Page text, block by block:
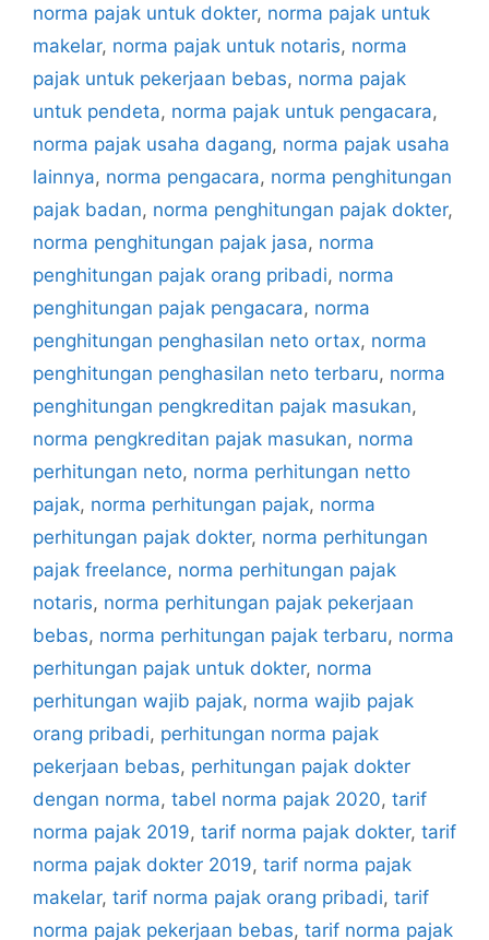
norma pajak untuk dokter, norma pajak untuk
makelar, norma pajak untuk notaris, norma
pajak untuk pekerjaan bebas, norma pajak
untuk pendeta, norma pajak untuk pengacara,
norma pajak usaha dagang, norma pajak usaha
lainnya, norma pengacara, norma penghitungan
pajak badan, norma penghitungan pajak dokter,
norma penghitungan pajak jasa, norma
penghitungan pajak orang pribadi, norma
penghitungan pajak pengacara, norma
penghitungan penghasilan neto ortax, norma
penghitungan penghasilan neto terbaru, norma
penghitungan pengkreditan pajak masukan,
norma pengkreditan pajak masukan, norma
perhitungan neto, norma perhitungan netto
pajak, norma perhitungan pajak, norma
perhitungan pajak dokter, norma perhitungan
pajak freelance, norma perhitungan pajak
notaris, norma perhitungan pajak pekerjaan
bebas, norma perhitungan pajak terbaru, norma
perhitungan pajak untuk dokter, norma
perhitungan wajib pajak, norma wajib pajak
orang pribadi, perhitungan norma pajak
pekerjaan bebas, perhitungan pajak dokter
dengan norma, tabel norma pajak 2020, tarif
norma pajak 2019, tarif norma pajak dokter, tarif
norma pajak dokter 2019, tarif norma pajak
makelar, tarif norma pajak orang pribadi, tarif
norma pajak pekerjaan bebas, tarif norma pajak